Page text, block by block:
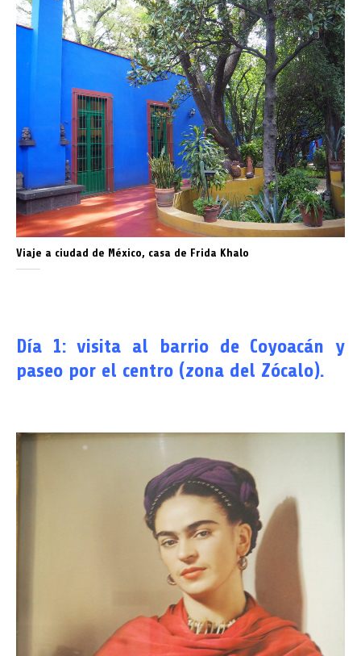
Viaje a ciudad de México, casa de Frida Khalo
Día 1: visita al barrio de Coyoacán y
paseo por el centro (zona del Zócalo).